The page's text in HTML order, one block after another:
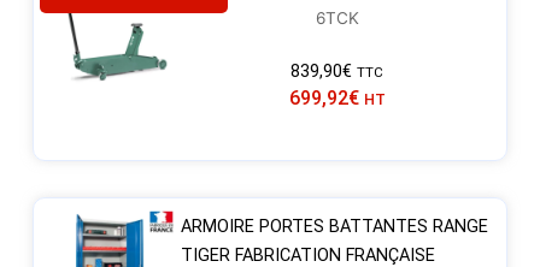
6TCK
839,90€ TTC
699,92€ HT
ARMOIRE PORTES BATTANTES RANGE
TIGER FABRICATION FRANÇAISE